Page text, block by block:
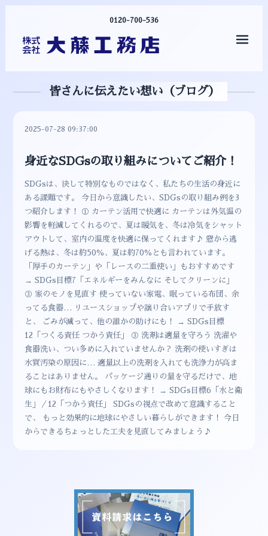
0120-700-536
皆さんに伝えたい想い（ブログ）
2025-07-28 09:37:00
身近なSDGsの取り組みについてご紹介！
SDGsは、決して特別なものではなく、私たちの生活の身近に
ある課題です。 今日から意識したい、SDGsの取り組み例を3
つ紹介します！ ① カーテン活用で快適に カーテンは外気温の
影響を軽減してくれるので、夏は暖気を、冬は冷気をシャット
アウトして、室内の温度を快適に保ってくれます♪ 窓から逃
げる熱は、冬は約50％、夏は約70％とも言われています。
「厚手のカーテン」や「レースの二重使い」もおすすめです
→ SDGs目標7「エネルギーをみんなに そしてクリーンに」
③ 家のモノを見直す 使っていない家電、眠っている布団、余
ってる食器… リユースショップや譲り合いアプリで手放す
と、 ごみが減って、他の誰かの助けにも！ → SDGs目標
12「つくる責任 つかう責任」 ③ 洗剤は適量を守ろう 洗濯や
食器洗い、つい多めに入れていませんか？ 洗剤の使いすぎは
水質汚染の原因に… 適量以上の洗剤を入れても洗浄力が高ま
ることはありません。 パッケージ通りの量を守るだけで、地
球にもお財布にもやさしくなります！ → SDGs目標6「水と衛
生」／12「つかう責任」 SDGsの視点で改めて意識すること
で、 もっと効果的に地球にやさしい暮らしができます！ 今日
からできるちょっとした工夫を見直してみましょう♪